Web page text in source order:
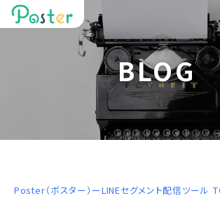
BLOG
Poster（ポスター）ーLINEセグメント配信ツール